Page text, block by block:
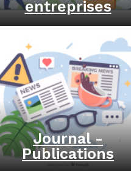
entreprises
Journal -
Publications